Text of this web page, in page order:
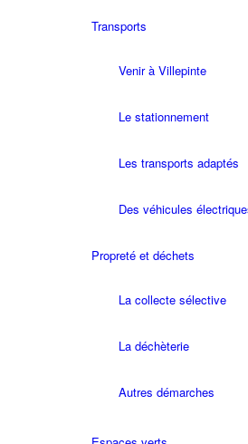
Transports
Venir à Villepinte
Le stationnement
Les transports adaptés
Des véhicules
Propreté et déchets
La collecte sélective
La déchèterie
Autres démarches